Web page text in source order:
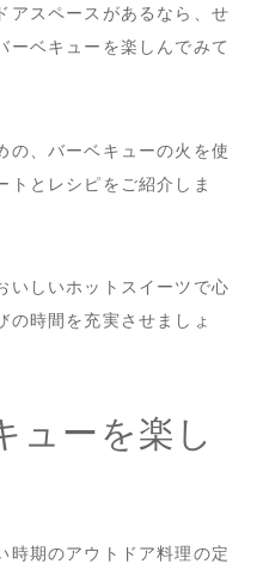
アスペースがあるなら、せ
ーベキューを楽しんでみて
の、バーベキューの火を使
トとレシピをご紹介しま
いしいホットスイーツで心
の時間を充実させましょ
ューを楽し
時期のアウトドア料理の定